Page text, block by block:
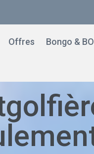
Offres Bongo &